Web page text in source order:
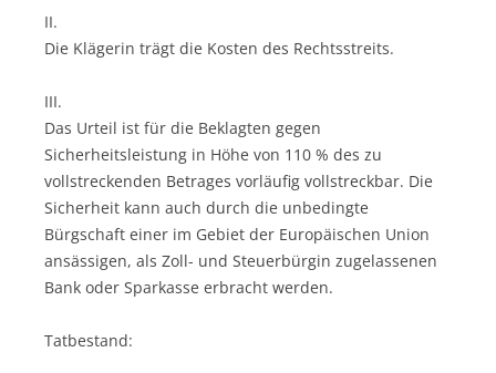
II.
Die Klägerin trägt die Kosten des Rechtsstreits.
III.
Das Urteil ist für die Beklagten gegen
Sicherheitsleistung in Höhe von 110 % des zu
vollstreckenden Betrages vorläufig vollstreckbar. Die
Sicherheit kann auch durch die unbedingte
Bürgschaft einer im Gebiet der Europäischen Union
ansässigen, als Zoll- und Steuerbürgin zugelassenen
Bank oder Sparkasse erbracht werden.
Tatbestand: